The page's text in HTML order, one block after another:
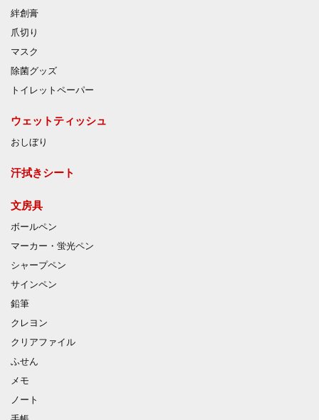
絆創膏
爪切り
マスク
除菌グッズ
トイレットペーパー
ウェットティッシュ
おしぼり
汗拭きシート
文房具
ボールペン
マーカー・蛍光ペン
シャープペン
サインペン
鉛筆
クレヨン
クリアファイル
ふせん
メモ
ノート